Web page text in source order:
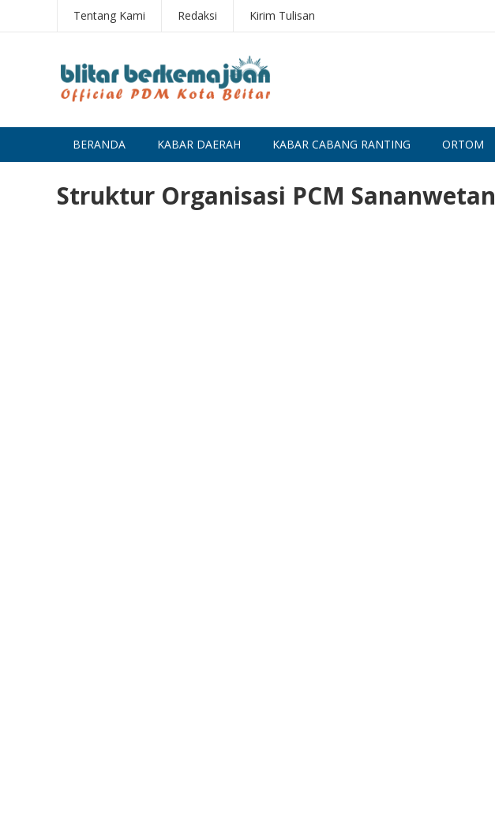
Tentang Kami Redaksi Kirim Tulisan
BERANDA KABAR DAERAH KABAR CABANG RANTING ORTOM
Struktur Organisasi PCM Sananwetan